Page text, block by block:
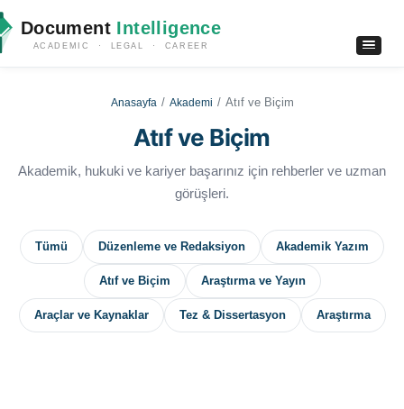
Document Intelligence
ACADEMIC · LEGAL · CAREER
Anasayfa Akademi Atıf ve Biçim
Atıf ve Biçim
Akademik, hukuki ve kariyer başarınız için rehberler ve uzman
görüşleri.
Tümü Düzenleme ve Redaksiyon Akademik Yazım
Atıf ve Biçim Araştırma ve Yayın
Araçlar ve Kaynaklar Tez & Dissertasyon Araştırma